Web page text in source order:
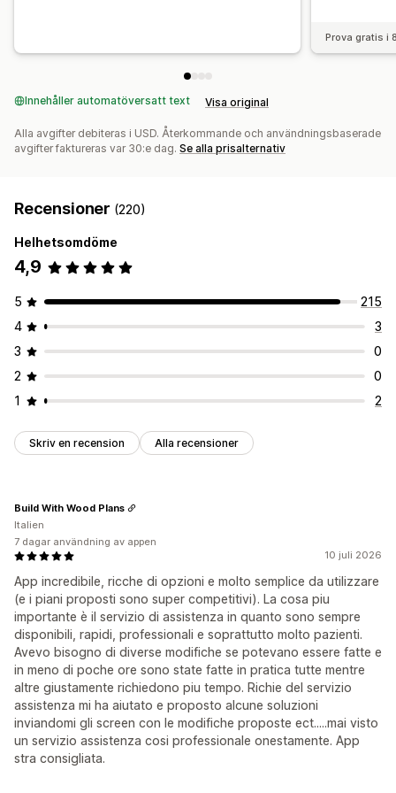
Trattens prestandaProva gratis i
Innehåller automatöversatt text Visa original
Alla avgifter debiteras i USD. Återkommande och användningsbaserade
avgifter faktureras var 30:e dag. Se alla prisalternativ
Recensioner (220)
Helhetsomdöme
4,9
5
215
4
3
3
0
2
0
1
2
Skriv en recension Alla recensioner
10 juli 2026
App incredibile, ricche di opzioni e molto semplice da utilizzare
(e i piani proposti sono super competitivi). La cosa piu
importante è il servizio di assistenza in quanto sono sempre
disponibili, rapidi, professionali e soprattutto molto pazienti.
Avevo bisogno di diverse modifiche se potevano essere fatte e
in meno di poche ore sono state fatte in pratica tutte mentre
altre giustamente richiedono piu tempo. Richie del servizio
assistenza mi ha aiutato e proposto alcune soluzioni
inviandomi gli screen con le modifiche proposte ect.....mai visto
un servizio assistenza cosi professionale onestamente. App
stra consigliata.
Build With Wood Plans
Italien
7 dagar användning av appen